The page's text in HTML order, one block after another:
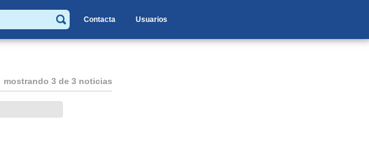
Contacta Usuarios
mostrando 3 de 3 noticias